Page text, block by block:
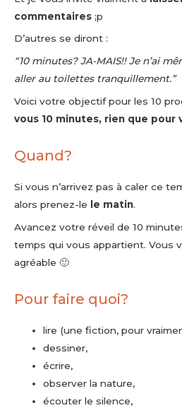
commentaires ;p
D’autres se diront :
“10 minutes? JA-MAIS!! Je n’ai
aller au toilettes tranquillement.”
Voici votre objectif pour les 10
vous 10 minutes, rien que pour
Quand?
Si vous n’arrivez pas à caler ce
alors prenez-le
le matin.
Avancez votre réveil de 10
temps qui vous appartient. Vous
agréable 🙂
Pour faire quoi?
lire (une fiction, pour
dessiner,
écrire,
observer la nature,
écouter le silence,